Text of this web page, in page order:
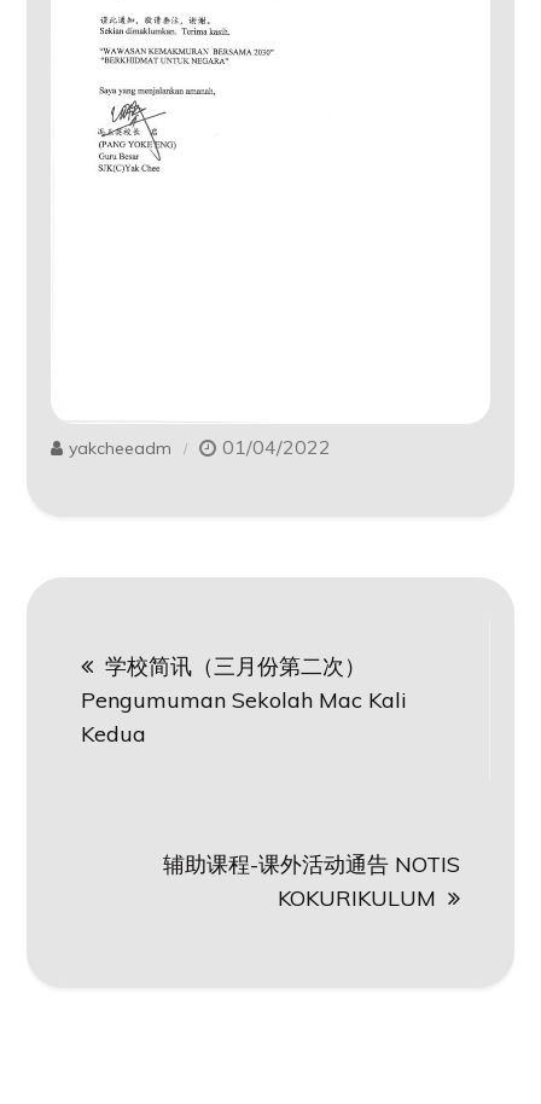
yakcheeadm 01/04/2022
navigation
学校简讯（三月份第二次）
Pengumuman Sekolah Mac Kali
Kedua
辅助课程-课外活动通告 NOTIS
KOKURIKULUM